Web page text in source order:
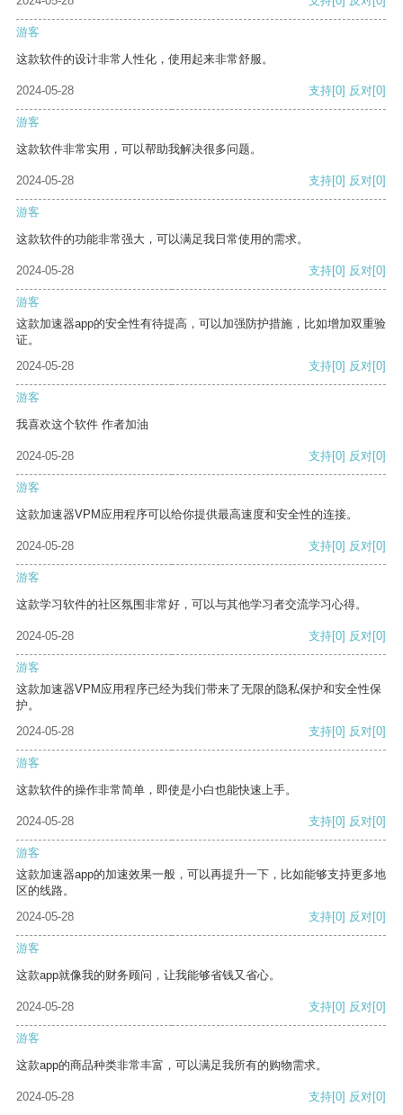
游客
这款软件的设计非常人性化，使用起来非常舒服。
2024-05-28 支持[0] 反对[0]
游客
这款软件非常实用，可以帮助我解决很多问题。
2024-05-28 支持[0] 反对[0]
游客
这款软件的功能非常强大，可以满足我日常使用的需求。
2024-05-28 支持[0] 反对[0]
游客
这款加速器app的安全性有待提高，可以加强防护措施，比如增加双重验
证。
2024-05-28
支持[0] 反对[0]
游客
我喜欢这个软件 作者加油
2024-05-28 支持[0] 反对[0]
游客
这款加速器VPM应用程序可以给你提供最高速度和安全性的连接。
2024-05-28 支持[0] 反对[0]
游客
这款学习软件的社区氛围非常好，可以与其他学习者交流学习心得。
2024-05-28 支持[0] 反对[0]
游客
这款加速器VPM应用程序已经为我们带来了无限的隐私保护和安全性保
护。
2024-05-28
支持[0] 反对[0]
游客
这款软件的操作非常简单，即使是小白也能快速上手。
2024-05-28 支持[0] 反对[0]
游客
这款加速器app的加速效果一般，可以再提升一下，比如能够支持更多地
区的线路。
2024-05-28
支持[0] 反对[0]
游客
这款app就像我的财务顾问，让我能够省钱又省心。
2024-05-28 支持[0] 反对[0]
游客
这款app的商品种类非常丰富，可以满足我所有的购物需求。
2024-05-28 支持[0] 反对[0]